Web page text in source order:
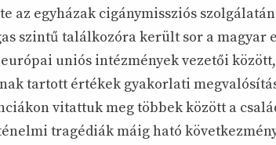
az egyházak cigánymissziós
szintű találkozóra került sor a magyar
uniós intézmények vezetői
tartott értékek gyakorlati
vitattuk meg többek között a
tragédiák máig ható